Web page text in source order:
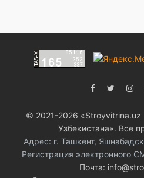
© 2021-2026 «Stroyvitrina.uz
Узбекистана». Все
Адрес: г. Ташкент,
Регистрация электронного
Почта: